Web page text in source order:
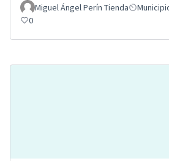
Miguel Ángel Perín Tienda
0